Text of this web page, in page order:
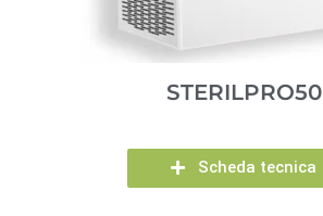
STERILPRO50
Scheda tecnica